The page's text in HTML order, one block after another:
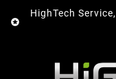

HighTech